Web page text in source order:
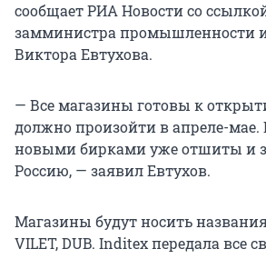
сообщает РИА Новости со
замминистра промышленности
Виктора Евтухова.
— Все магазины готовы к
должно произойти в апреле-мае.
новыми бирками уже отшиты и
Россию, — заявил Евтухов.
Магазины будут носить названия
VILET, DUB. Inditex передала все